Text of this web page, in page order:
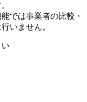
では事業者の比較・
いません。